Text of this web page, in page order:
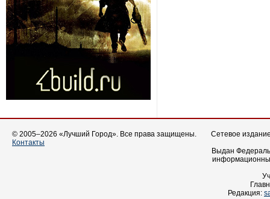
© 2005–2026 «Лучший Город». Все права защищены.
Контакты
Сетевое
Выдан
Редакция: